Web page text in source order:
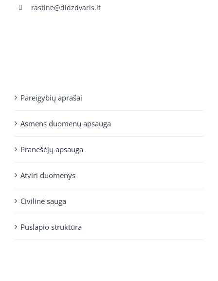
rastine@didzdvaris.lt
Pareigybių aprašai
Asmens duomenų apsauga
Pranešėjų apsauga
Atviri duomenys
Civilinė sauga
Puslapio struktūra